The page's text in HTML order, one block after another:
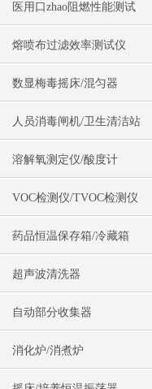
医用口zhao阻燃性能测试
熔喷布过滤效率测试仪
数显梅毒摇床/混匀器
人员消毒闸机/卫生清洁站
溶解氧测定仪/酸度计
VOC检测仪/TVOC检测仪
药品恒温保存箱/冷藏箱
超声波清洗器
自动部分收集器
消化炉/消煮炉